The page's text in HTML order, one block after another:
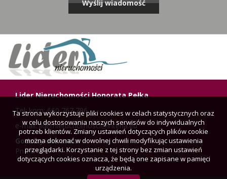
Lider Nieruchomości Honorata Pełka
Tel: kom: 660 767 796
e-mail: lidernieruchomosci@interia.eu
Godziny otwarcia:
Pn-Pt: 9-17
Ta strona wykorzystuje pliki cookies w celach statystycznych oraz
w celu dostosowania naszych serwisów do indywidualnych
potrzeb klientów. Zmiany ustawień dotyczących plików cookie
można dokonać w dowolnej chwili modyfikując ustawienia
przeglądarki. Korzystanie z tej strony bez zmian ustawień
dotyczących cookies oznacza, że będą one zapisane w pamięci
urządzenia.